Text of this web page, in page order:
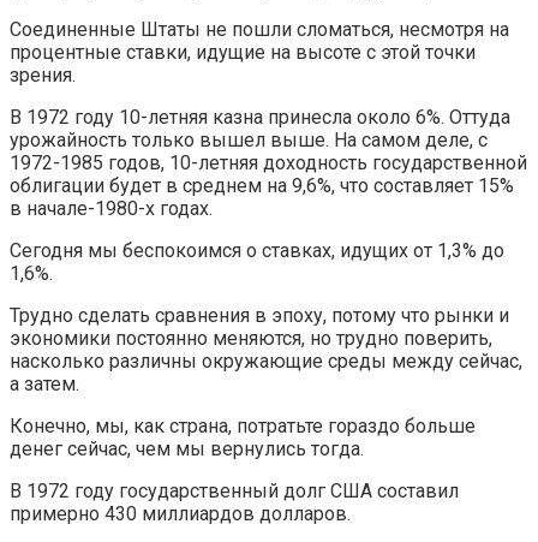
Соединенные Штаты не пошли сломаться, несмотря на
процентные ставки, идущие на высоте с этой точки
зрения.
В 1972 году 10-летняя казна принесла около 6%. Оттуда
урожайность только вышел выше. На самом деле, с
1972-1985 годов, 10-летняя доходность государственной
облигации будет в среднем на 9,6%, что составляет 15%
в начале-1980-х годах.
Сегодня мы беспокоимся о ставках, идущих от 1,3% до
1,6%.
Трудно сделать сравнения в эпоху, потому что рынки и
экономики постоянно меняются, но трудно поверить,
насколько различны окружающие среды между сейчас,
а затем.
Конечно, мы, как страна, потратьте гораздо больше
денег сейчас, чем мы вернулись тогда.
В 1972 году государственный долг США составил
примерно 430 миллиардов долларов.